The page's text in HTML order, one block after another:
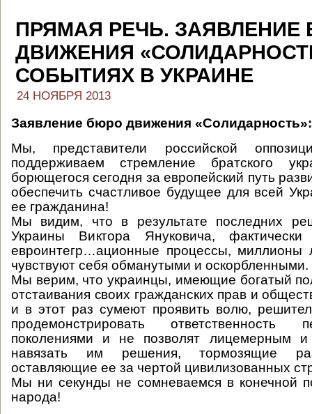
ПРЯМАЯ РЕЧЬ.
ДВИЖЕНИЯ
СОБЫТИЯХ В УКРАИНЕ
24 НОЯБРЯ 2013
Заявление бюро движения «Солидарность»:
Мы, представители российской
поддерживаем стремление братского
борющегося сегодня за европейский путь
обеспечить счастливое будущее для всей
ее гражданина!
Мы видим, что в результате последних
Украины Виктора Януковича,
евроинтегр…ационные процессы, миллионы
чувствуют себя обманутыми и оскорбленными.
Мы верим, что украинцы, имеющие богатый
отстаивания своих гражданских прав и
и в этот раз сумеют проявить волю,
продемонстрировать ответственность
поколениями и не позволят лицемерным
навязать им решения, тормозящие
оставляющие ее за чертой цивилизованных
Мы ни секунды не сомневаемся в конечной
народа!